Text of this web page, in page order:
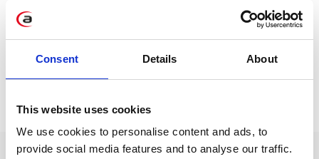
Consent Details About
This website uses cookies
We use cookies to personalise content and ads, to
provide social media features and to analyse our traffic.
praktyce medycznej. Naszym celem jest
efektywnych rozwiązań, które znacząco